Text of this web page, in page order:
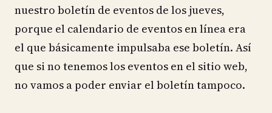
nuestro boletín de eventos de los jueves,
porque el calendario de eventos en línea era
el que básicamente impulsaba ese boletín. Así
que si no tenemos los eventos en el sitio web,
no vamos a poder enviar el boletín tampoco.